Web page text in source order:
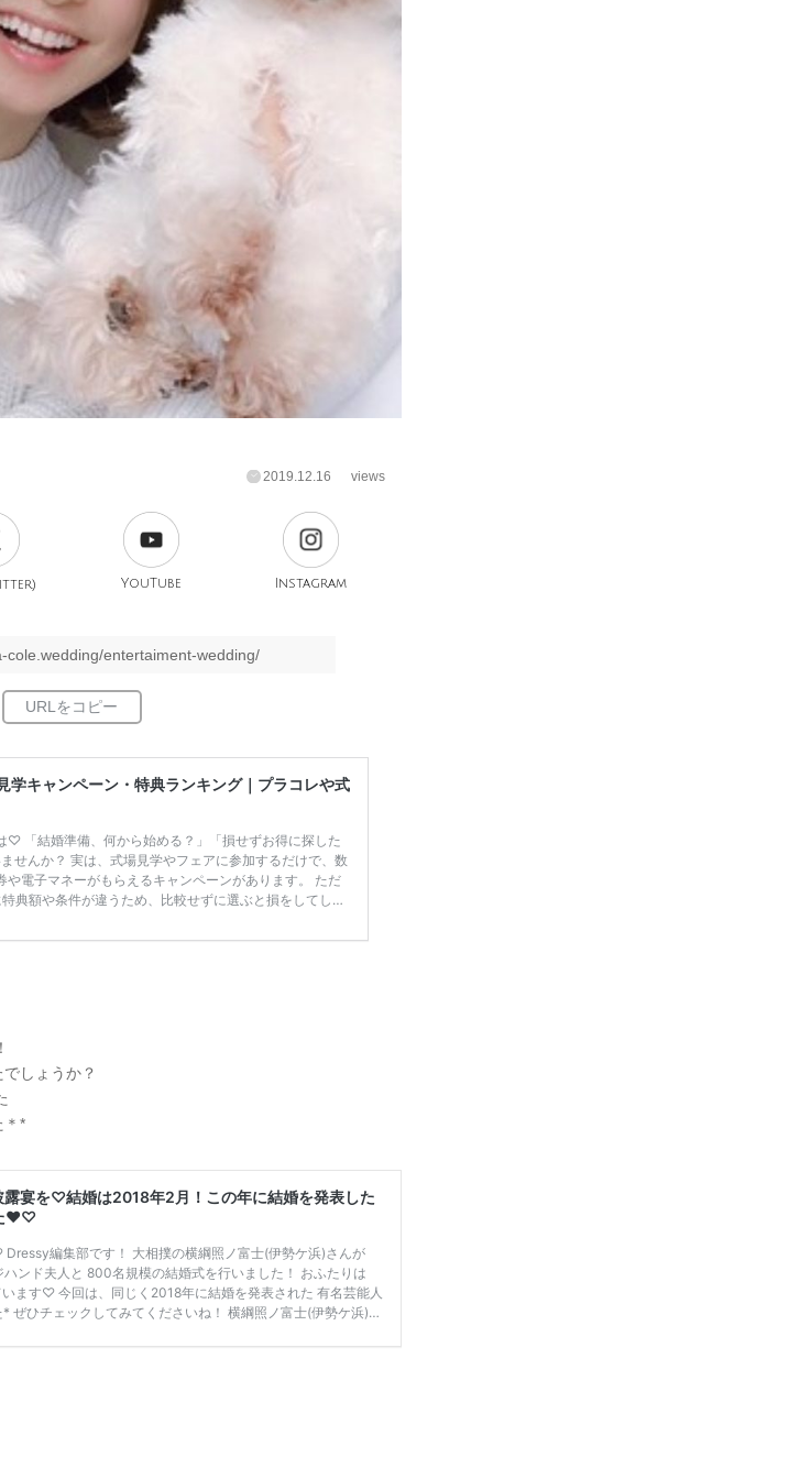
2019.12.16 views
YouTube Instagram
cole.wedding/entertaiment-wedding/
学キャンペーン・特典ランキング｜プラコレや式
♡ 「結婚準備、何から始める？」「損せずお得に探した
せんか？ 実は、式場見学やフェアに参加するだけで、数
や電子マネーがもらえるキャンペーンがあります。 ただ
典額や条件が違うため、比較せずに選ぶと損をしてしま
ングを公開！ 比較サイト：プラコレ、ゼクシィ、ハナユ
特典は？」といった疑問も解決します。 まずは診断で候
「ウェディング診断」か、体験型 […]
しょうか？
＊*